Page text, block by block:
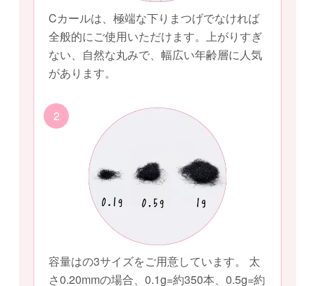
Cカールは、極端な下りまつげでなければ
全般的にご使用いただけます。上がりすぎ
ない、自然な丸みで、幅広い年齢層に人気
があります。
2
容量はの3サイズをご用意しています。 太
さ0.20mmの場合、0.1g=約350本、0.5g=約